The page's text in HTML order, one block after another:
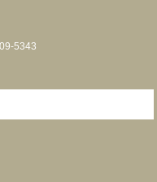
5343